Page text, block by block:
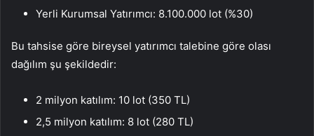
Yerli Kurumsal Yatırımcı: 8.100.000 lot (%30)
Bu tahsise göre bireysel yatırımcı talebine göre olası
dağılım şu şekildedir:
2 milyon katılım: 10 lot (350 TL)
2,5 milyon katılım: 8 lot (280 TL)